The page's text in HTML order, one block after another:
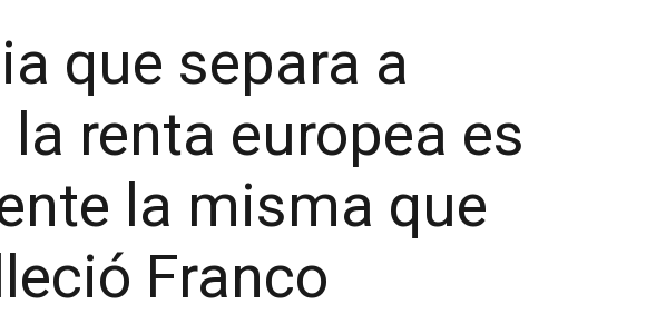
que separa a
la renta europea es
la misma que
Franco